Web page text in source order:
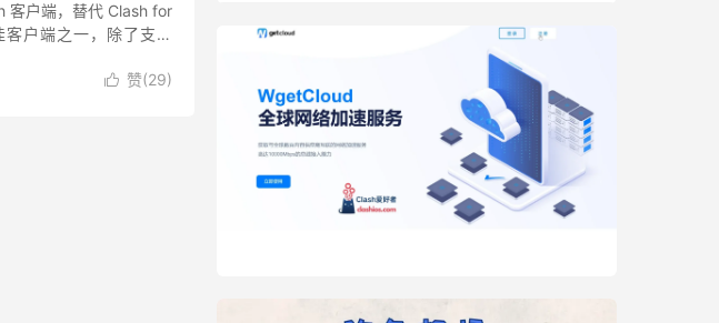
客户端，替代 Clash for
户端之一，除了支持
 赞(29)